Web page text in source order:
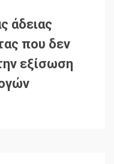
άδειας
που δεν
εξίσωση